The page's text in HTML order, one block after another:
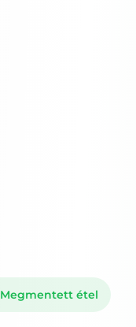
Megmentett étel